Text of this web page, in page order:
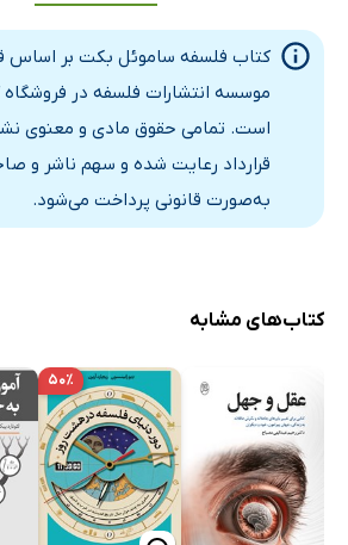
کتاب فلسفه ساموئل بکت بر اساس
موسسه انتشارات فلسفه در فروشگاه
است. تمامی حقوق مادی و معنوی
قرارداد رعایت شده و سهم ناشر و
به‌صورت قانونی پرداخت می‌شود.
کتاب‌های مشابه
۵۰٪